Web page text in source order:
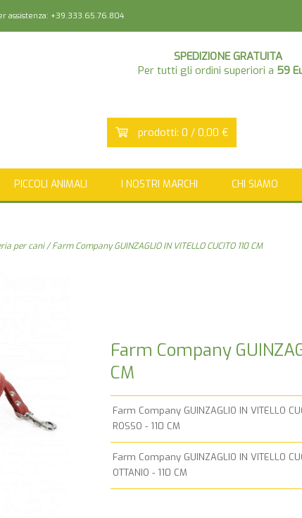
+39.333.65.76.804
prodotti: 0 / 0,00 €
SPEDIZIONE GRATUITA
Per tutti gli ordini superiori a 59
PICCOLI ANIMALI I NOSTRI MARCHI CHI SIAMO
per cani/ Farm Company GUINZAGLIO IN VITELLO CUCITO 110 CM
Farm Company
CM
Farm Company GUINZAGLIO IN VITELLO
ROSSO - 110 CM
Farm Company GUINZAGLIO IN VITELLO
OTTANIO - 110 CM